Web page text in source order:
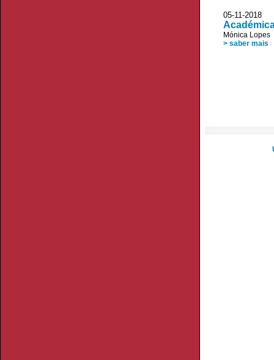
05-11-2018
Mónica Lopes
> saber mais